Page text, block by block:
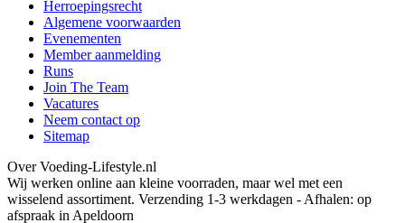
Herroepingsrecht
Algemene voorwaarden
Evenementen
Member aanmelding
Runs
Join The Team
Vacatures
Neem contact op
Sitemap
Over Voeding-Lifestyle.nl
Wij werken online aan kleine voorraden, maar wel met een
wisselend assortiment. Verzending 1-3 werkdagen - Afhalen: op
afspraak in Apeldoorn